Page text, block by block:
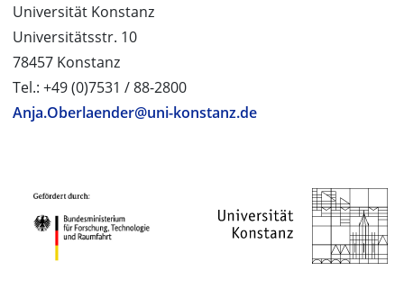
Universität Konstanz
Universitätsstr. 10
78457 Konstanz
Tel.: +49 (0)7531 / 88-2800
Anja.Oberlaender@uni-konstanz.de